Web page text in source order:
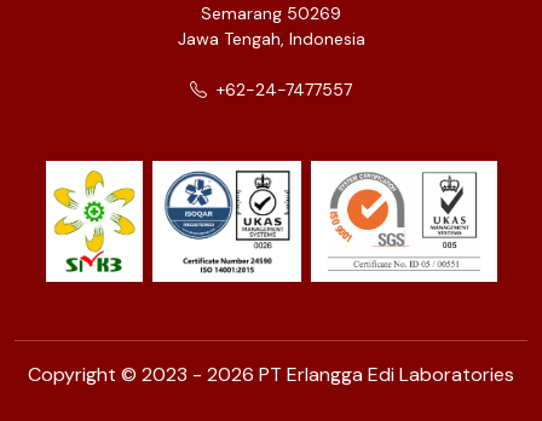
Semarang 50269
Jawa Tengah, Indonesia
+62-24-7477557
Copyright © 2023 - 2026 PT Erlangga Edi Laboratories